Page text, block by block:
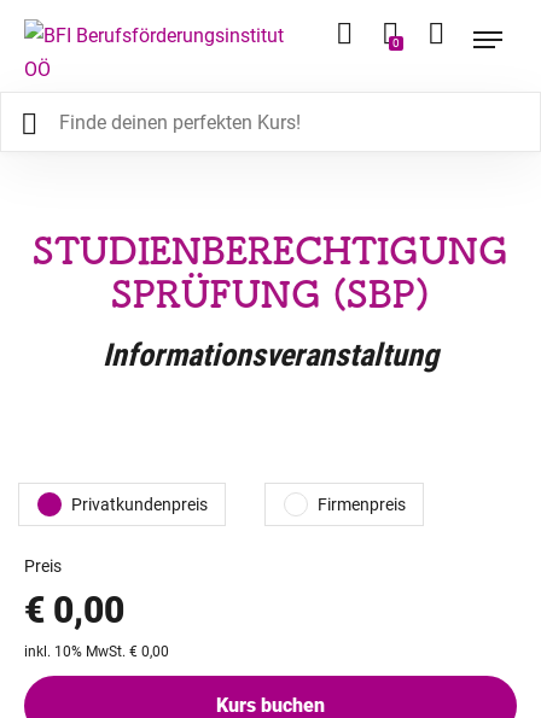
0
STUDIENBERECHTIGUNG
SPRÜFUNG (SBP)
Informationsveranstaltung
Privatkundenpreis Firmenpreis
Preis
€ 0,00
inkl. 10% MwSt. € 0,00
Kurs buchen